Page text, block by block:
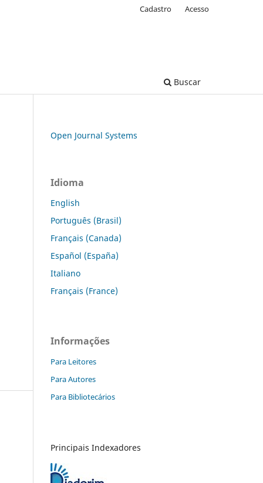
Buscar
Cadastro Acesso
Open Journal Systems
Idioma
English
Português (Brasil)
Français (Canada)
Español (España)
Italiano
Français (France)
Informações
Para Leitores
Para Autores
Para Bibliotecários
Principais Indexadores